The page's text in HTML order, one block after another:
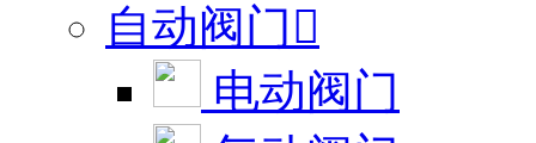
自动阀门
电动阀门